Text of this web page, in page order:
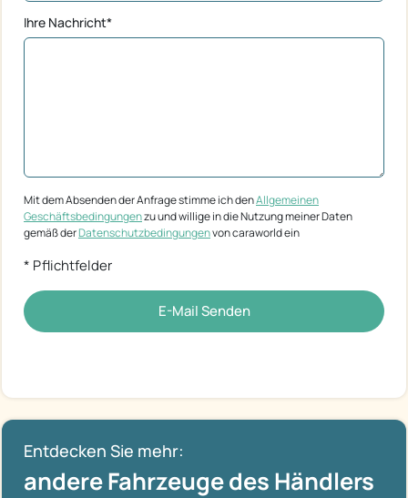
Ihre Nachricht*
Mit dem Absenden der Anfrage stimme ich denAllgemeinen
Geschäftsbedingungenzu und willige in die Nutzung meiner Daten
gemäß derDatenschutzbedingungenvon caraworld ein
* Pflichtfelder
E-Mail Senden
Entdecken Sie mehr:
andere Fahrzeuge des Händlers